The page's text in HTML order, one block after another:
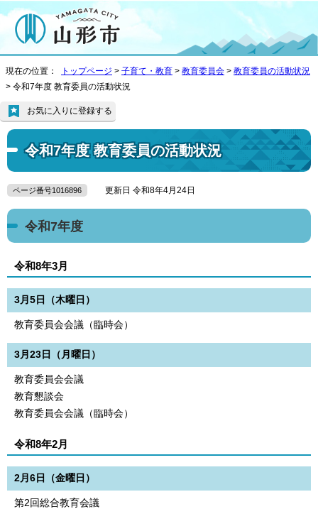
現在の位置： トップページ > 子育て・教育 > 教育委員会 > 教育委員の活動状況
> 令和7年度 教育委員の活動状況
令和7年度 教育委員の活動状況
お気に入りに登録する
ページ番号1016896 更新日 令和8年4月24日
令和7年度
令和8年3月
3月5日（木曜日）
教育委員会会議（臨時会）
3月23日（月曜日）
教育委員会会議
教育懇談会
教育委員会会議（臨時会）
令和8年2月
2月6日（金曜日）
第2回総合教育会議